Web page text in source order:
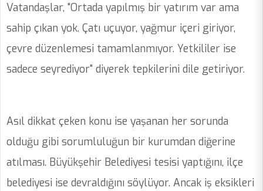
Vatandaşlar, "Ortada yapılmış bir yatırım var ama
sahip çıkan yok. Çatı uçuyor, yağmur içeri giriyor,
çevre düzenlemesi tamamlanmıyor. Yetkililer ise
sadece seyrediyor" diyerek tepkilerini dile getiriyor.
Asıl dikkat çeken konu ise yaşanan her sorunda
olduğu gibi sorumluluğun bir kurumdan diğerine
atılması. Büyükşehir Belediyesi tesisi yaptığını, ilçe
belediyesi ise devraldığını söylüyor. Ancak iş eksikleri